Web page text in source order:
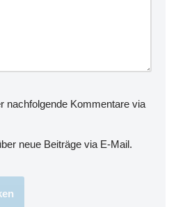
nachfolgende Kommentare via
neue Beiträge via E-Mail.